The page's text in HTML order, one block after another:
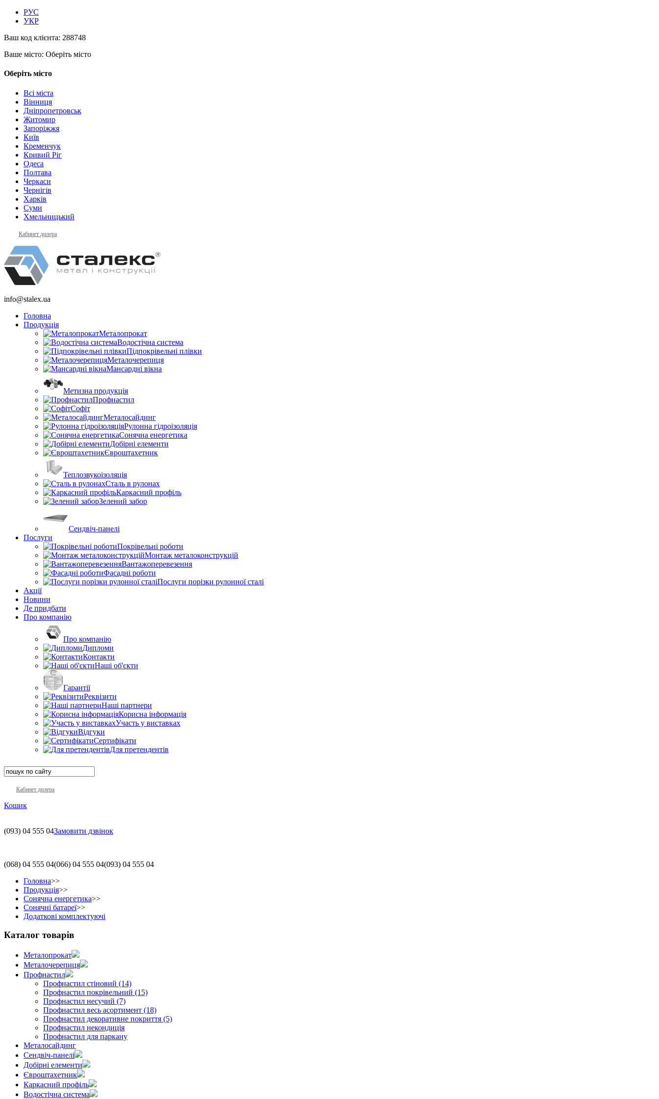
РУС
УКР
Ваш код клієнта: 288748
Ваше місто: Оберіть місто
Оберіть місто
Всі міста
Вінниця
Дніпропетровськ
Житомир
Запоріжжя
Київ
Кременчук
Кривий Ріг
Одеса
Полтава
Черкаси
Чернігів
Харків
Суми
Хмельницький
Кабинет дилера
info@stalex.ua
Головна
Продукція
Металопрокат
Водостічна система
Підпокрівельні плівки
Металочерепиця
Мансардні вікна
Метизна продукція
Профнастил
Софіт
Металосайдинг
Рулонна гідроізоляція
Сонячна енергетика
Добірні елементи
Євроштахетник
Теплозвукоізоляція
Сталь в рулонах
Каркасний профіль
Зелений забор
Сендвіч-панелі
Послуги
Покрівельні роботи
Монтаж металоконструкцій
Вантажоперевезення
Фасадні роботи
Послуги порізки рулонної сталі
Акції
Новини
Де придбати
Про компанію
Про компанію
Дипломи
Контакти
Наші об'єкти
Гарантії
Реквізити
Наші партнери
Корисна інформація
Участь у виставках
Відгуки
Сертифікати
Для претендентів
Кабинет дилера
Кошик
(093) 04 555 04Замовити дзвінок
(068) 04 555 04(066) 04 555 04(093) 04 555 04
Головна>>
Продукція>>
Сонячна енергетика>>
Сонячні батареї>>
Додаткові комплектуючі
Каталог товарів
Металопрокат
Металочерепиця
Профнастил
Профнастил стіновий (14)
Профнастил покрівельний (15)
Профнастил несучий (7)
Профнастил весь асортимент (18)
Профнастил декоративне покриття (5)
Профнастил некондиція
Профнастил для паркану
Металосайдинг
Сендвіч-панелі
Добірні елементи
Євроштахетник
Каркасний профіль
Водостічна система